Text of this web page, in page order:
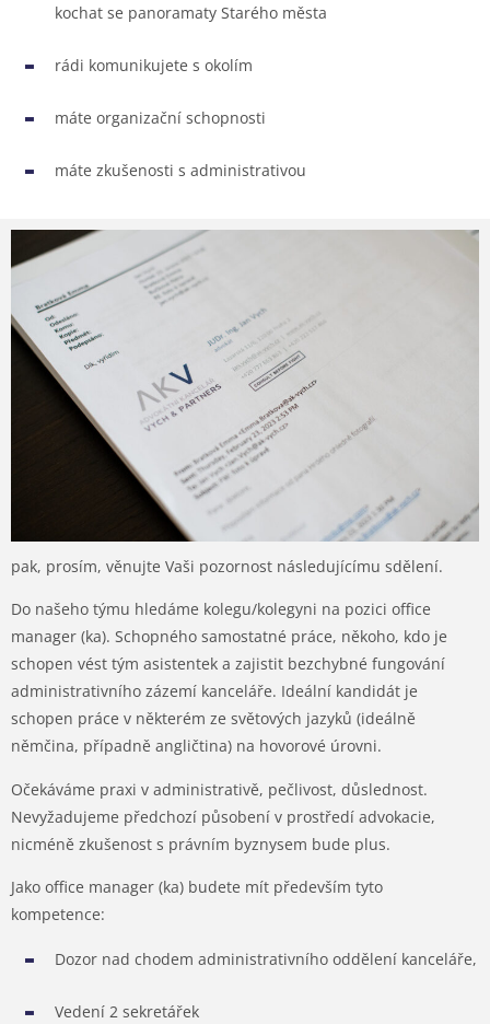
kochat se panoramaty Starého města
rádi komunikujete s okolím
máte organizační schopnosti
máte zkušenosti s administrativou
pak, prosím, věnujte Vaši pozornost následujícímu sdělení.
Do našeho týmu hledáme kolegu/kolegyni na pozici office
manager (ka). Schopného samostatné práce, někoho, kdo je
schopen vést tým asistentek a zajistit bezchybné fungování
administrativního zázemí kanceláře. Ideální kandidát je
schopen práce v některém ze světových jazyků (ideálně
němčina, případně angličtina) na hovorové úrovni.
Očekáváme praxi v administrativě, pečlivost, důslednost.
Nevyžadujeme předchozí působení v prostředí advokacie,
nicméně zkušenost s právním byznysem bude plus.
Jako office manager (ka) budete mít především tyto
kompetence:
Dozor nad chodem administrativního oddělení kanceláře,
Vedení 2 sekretářek